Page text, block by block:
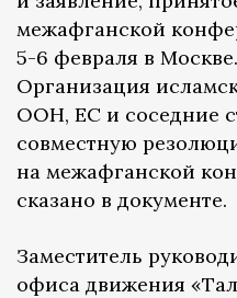
межафганской
5-6 февраля в
Организация
ООН, ЕС и соседние
совместную
на межафганской
сказано в документе.
Заместитель
офиса движения